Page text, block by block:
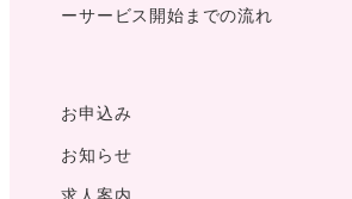
ーサービス開始までの流れ
お申込み
お知らせ